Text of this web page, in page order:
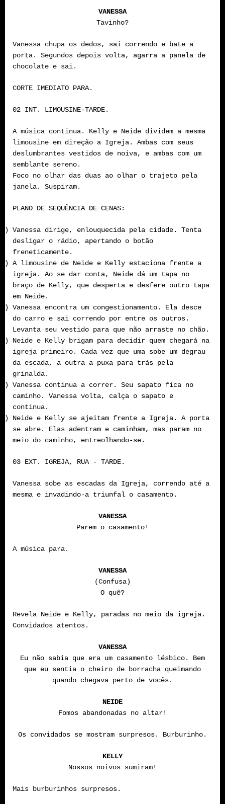
VANESSA
Tavinho?
Vanessa chupa os dedos, sai correndo e bate a
porta. Segundos depois volta, agarra a panela de
chocolate e sai.
CORTE IMEDIATO PARA.
02 INT. LIMOUSINE-TARDE.
A música continua. Kelly e Neide dividem a mesma
limousine em direção a Igreja. Ambas com seus
deslumbrantes vestidos de noiva, e ambas com um
semblante sereno.
Foco no olhar das duas ao olhar o trajeto pela
janela. Suspiram.
PLANO DE SEQUÊNCIA DE CENAS:
A)
Vanessa dirige, enlouquecida pela cidade. Tenta
desligar o rádio, apertando o botão
freneticamente.
B)
A limousine de Neide e Kelly estaciona frente a
igreja. Ao se dar conta, Neide dá um tapa no
braço de Kelly, que desperta e desfere outro tapa
em Neide.
C)
Vanessa encontra um congestionamento. Ela desce
do carro e sai correndo por entre os outros.
Levanta seu vestido para que não arraste no chão.
D)
Neide e Kelly brigam para decidir quem chegará na
igreja primeiro. Cada vez que uma sobe um degrau
da escada, a outra a puxa para trás pela
grinalda.
E)
Vanessa continua a correr. Seu sapato fica no
caminho. Vanessa volta, calça o sapato e
continua.
F)
Neide e Kelly se ajeitam frente a Igreja. A porta
se abre. Elas adentram e caminham, mas param no
meio do caminho, entreolhando-se.
03 EXT. IGREJA, RUA - TARDE.
Vanessa sobe as escadas da Igreja, correndo até a
mesma e invadindo-a triunfal o casamento.
VANESSA
Parem o casamento!
A música para.
VANESSA
(Confusa)
O quê?
Revela Neide e Kelly, paradas no meio da igreja.
Convidados atentos.
VANESSA
Eu não sabia que era um casamento lésbico. Bem
que eu sentia o cheiro de borracha queimando
quando chegava perto de vocês.
NEIDE
Fomos abandonadas no altar!
Os convidados se mostram surpresos. Burburinho.
KELLY
Nossos noivos sumiram!
Mais burburinhos surpresos.